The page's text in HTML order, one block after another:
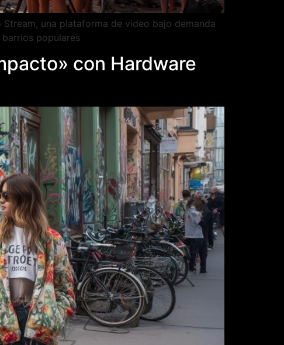
una plataforma de video bajo demanda
populares
con Hardware